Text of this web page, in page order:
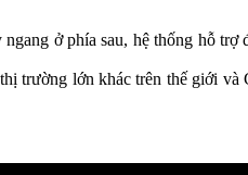
ở phía sau, hệ thống hỗ trợ
trường lớn khác trên thế giới và